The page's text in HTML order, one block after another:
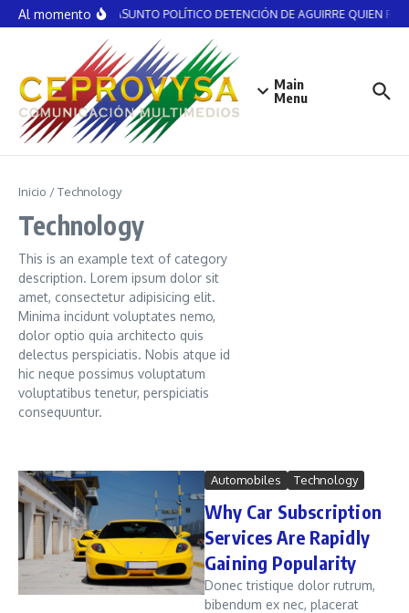
Saltar al contenido
Al momentoNO ES ASUNTO POLÍTICO DETENCIÓN DE AGUIRRE QUIEN
Main
Menu
Inicio /Technology
Technology
This is an example text of category
description. Lorem ipsum dolor sit
amet, consectetur adipisicing elit.
Minima incidunt voluptates nemo,
dolor optio quia architecto quis
delectus perspiciatis. Nobis atque id
hic neque possimus voluptatum
voluptatibus tenetur, perspiciatis
consequuntur.
Automobiles Technology
Why Car Subscription
Services Are Rapidly
Gaining Popularity
Donec tristique dolor rutrum,
bibendum ex nec, placerat